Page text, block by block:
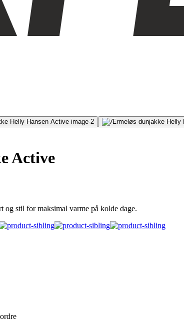
Active
stil for maksimal varme på kolde dage.